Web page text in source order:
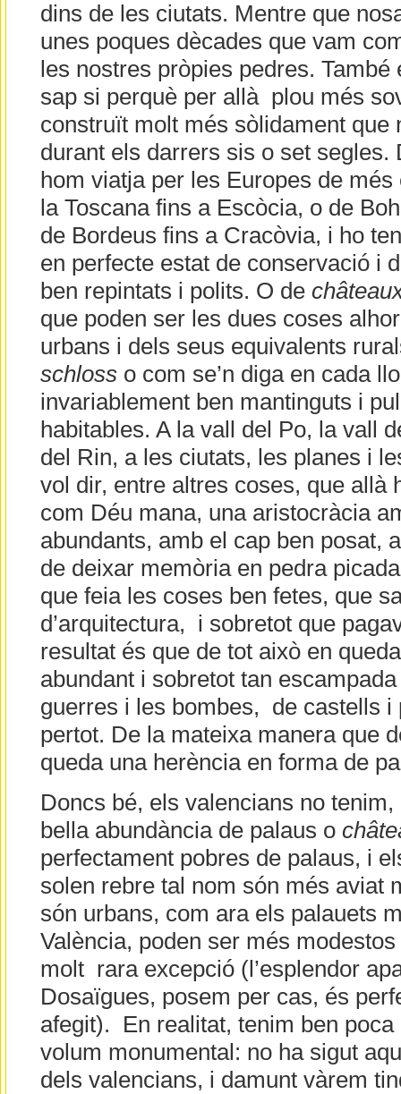
dins de les ciutats. Mentre que
unes poques dècades que vam
les nostres pròpies pedres.
sap si perquè per allà plou més
construït molt més sòlidament que
durant els darrers sis o set segles.
hom viatja per les Europes de
la Toscana fins a Escòcia, o de
de Bordeus fins a Cracòvia, i ho
en perfecte estat de conservació i
ben repintats i polits. O de
que poden ser les dues coses
urbans i dels seus equivalents
schlosso com se’n diga en cada
invariablement ben mantinguts i
habitables. A la vall del Po, la vall
del Rin, a les ciutats, les planes i
vol dir, entre altres coses, que allà
com Déu mana, una aristocràcia
abundants, amb el cap ben posat,
de deixar memòria en pedra
que feia les coses ben fetes, que
d’arquitectura, i sobretot que
resultat és que de tot això en
abundant i sobretot tan
guerres i les bombes, de castells i
pertot. De la mateixa manera que
queda una herència en forma de
Doncs bé, els valencians no
bella abundància de palaus o
perfectament pobres de palaus, i
solen rebre tal nom són més aviat
són urbans, com ara els palauets
València, poden ser més
molt rara excepció (l’esplendor
Dosaïgues, posem per cas, és
afegit). En realitat, tenim ben
volum monumental: no ha sigut
dels valencians, i damunt vàrem